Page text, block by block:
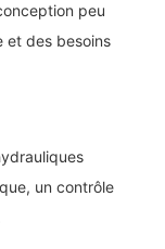
peu
et des besoins
un contrôle